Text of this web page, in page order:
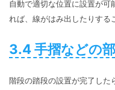
自動で適切な位置に設置が可
れば、線がはみ出したりする
3.4 手摺などの
階段の踏段の設置が完了した